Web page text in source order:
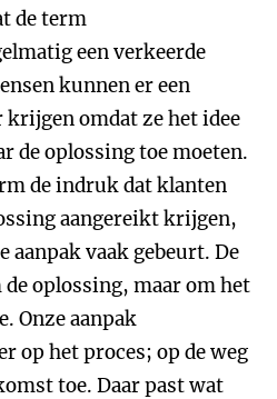
de term
een verkeerde
kunnen er een
krijgen omdat ze het idee
de oplossing toe moeten.
de indruk dat klanten
aangereikt krijgen,
aanpak vaak gebeurt. De
oplossing, maar om het
Onze aanpak
op het proces; op de weg
toe. Daar past wat